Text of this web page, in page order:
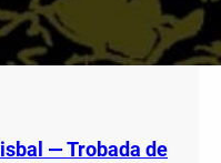
— Trobada de